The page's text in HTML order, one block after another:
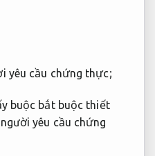
yêu cầu chứng thực;
buộc bắt buộc thiết
yêu cầu chứng